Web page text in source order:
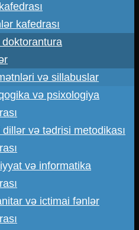
kafedrası
və sillabuslar
və psixologiya
və tədrisi metodikası
və informatika
və ictimai fənlər